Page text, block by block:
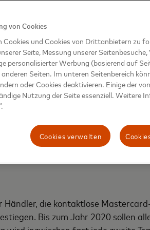
sich PayPal mit der digitalen
optimale Lösung zu bieten“,
treiben wir innovative
die im PayPal-Konto hinterlegten
gespeichert. Beim
gespeichert,
ändert. Beim Bezahlen
zum Kassenterminal
die kontaktlose
Bis zum Jahr 2020 sollen
von Cookies
Cookies und Cookies von Drittanbietern zu
Seite, Messung unserer
personalisierter Werbung (basierend auf
Seiten. Im unteren Seitenbereich
oder Cookies deaktivieren. Einige der
Nutzung der Seite essenziell. Weitere
Cookies verwalten